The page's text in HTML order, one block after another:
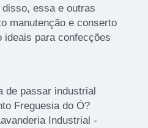
essa e outras
manutenção e conserto
ideais para confecções
de passar industrial
Freguesia do Ó?
Industrial -